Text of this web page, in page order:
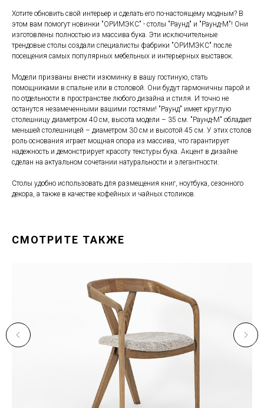
Хотите обновить свой интерьер и сделать его по-настоящему модным? В
этом вам помогут новинки "ОРИМЭКС" - столы "Раунд" и "Раунд-М"! Они
изготовлены полностью из массива бука. Эти исключительные
трендовые столы создали специалисты фабрики "ОРИМЭКС" после
посещения самых популярных мебельных и интерьерных выставок.
Модели призваны внести изюминку в вашу гостиную, стать
помощниками в спальне или в столовой. Они будут гармоничны парой и
по отдельности в пространстве любого дизайна и стиля. И точно не
останутся незамеченными вашими гостями! "Раунд" имеет круглую
столешницу диаметром 40 см, высота модели – 35 см. "Раунд-М" обладает
меньшей столешницей – диаметром 30 см и высотой 45 см. У этих столов
роль основания играет мощная опора из массива, что гарантирует
надежность и демонстрирует красоту текстуры бука. Акцент в дизайне
сделан на актуальном сочетании натуральности и элегантности.
Столы удобно использовать для размещения книг, ноутбука, сезонного
декора, а также в качестве кофейных и чайных столиков.
СМОТРИТЕ ТАКЖЕ